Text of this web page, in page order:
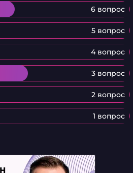
6 вопрос
5 вопрос
4 вопрос
3 вопрос
2 вопрос
1 вопрос